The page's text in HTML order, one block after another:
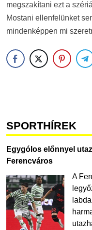
megszakítani ezt a
Mostani ellenfelünket
mindenképpen mi
SPORTHÍREK
Egygólos előnnyel
Ferencváros
A